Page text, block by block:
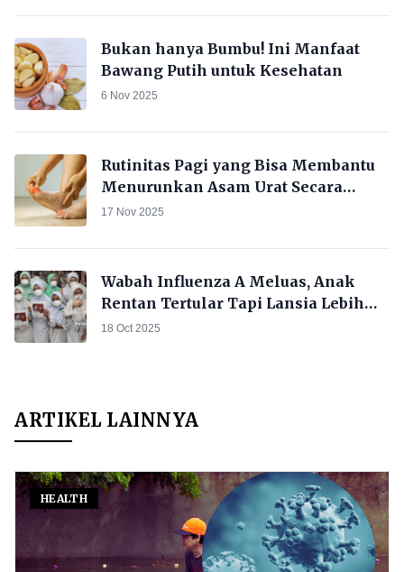
Bukan hanya Bumbu! Ini Manfaat
Bawang Putih untuk Kesehatan
6 Nov 2025
Rutinitas Pagi yang Bisa Membantu
Menurunkan Asam Urat Secara
Alami
17 Nov 2025
Wabah Influenza A Meluas, Anak
Rentan Tertular Tapi Lansia Lebih
Rentan Meninggal! Ini Kata Ahli
18 Oct 2025
ARTIKEL LAINNYA
HEALTH